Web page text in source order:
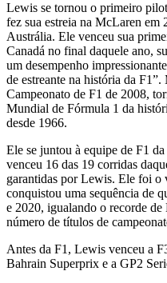
Lewis se tornou o primeiro
fez sua estreia na McLaren em
Austrália. Ele venceu sua
Canadá no final daquele ano,
um desempenho
de estreante na história da
Campeonato de F1 de 2008,
Mundial de Fórmula 1 da
desde 1966.
Ele se juntou à equipe de F1
venceu 16 das 19 corridas
garantidas por Lewis. Ele foi o
conquistou uma sequência de
e 2020, igualando o recorde
número de títulos de
Antes da F1, Lewis venceu a
Bahrain Superprix e a GP2